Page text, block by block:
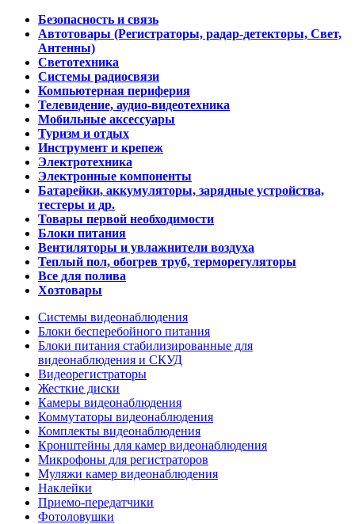
Безопасность и связь
Автотовары (Регистраторы, радар-детекторы, Свет,
Антенны)
Светотехника
Системы радиосвязи
Компьютерная периферия
Телевидение, аудио-видеотехника
Мобильные аксессуары
Туризм и отдых
Инструмент и крепеж
Электротехника
Электронные компоненты
Батарейки, аккумуляторы, зарядные устройства,
тестеры и др.
Товары первой необходимости
Блоки питания
Вентиляторы и увлажнители воздуха
Теплый пол, обогрев труб, терморегуляторы
Все для полива
Хозтовары
Системы видеонаблюдения
Блоки бесперебойного питания
Блоки питания стабилизированные для
видеонаблюдения и СКУД
Видеорегистраторы
Жесткие диски
Камеры видеонаблюдения
Коммутаторы видеонаблюдения
Комплекты видеонаблюдения
Кронштейны для камер видеонаблюдения
Микрофоны для регистраторов
Муляжи камер видеонаблюдения
Наклейки
Приемо-передатчики
Фотоловушки